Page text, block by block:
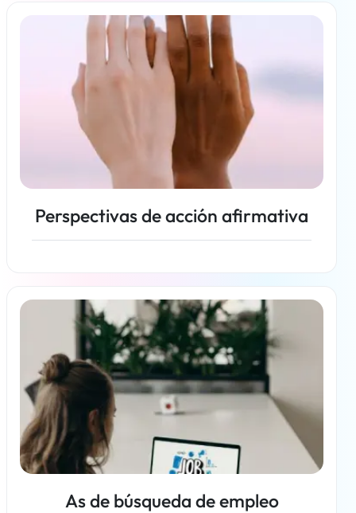
Perspectivas de acción afirmativa
Más información
As de búsqueda de empleo